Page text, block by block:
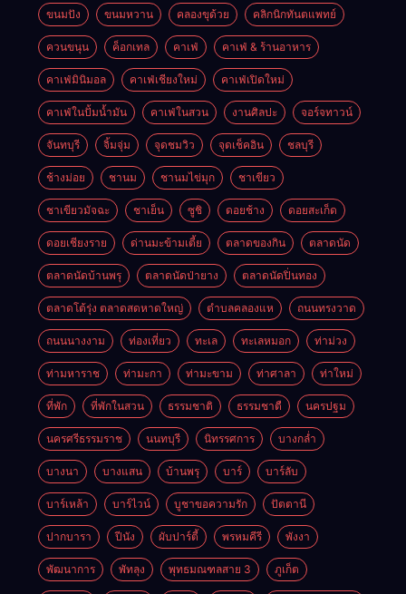
ขนมปัง ขนมหวาน คลองขุด้วย คลิกนิกทันตแพทย์
ควนขนุน ค็อกเทล คาเฟ่ คาเฟ่ & ร้านอาหาร
คาเฟ่มินิมอล คาเฟ่เชียงใหม่ คาเฟ่เปิดใหม่
คาเฟ่ในปั้มน้ำมัน คาเฟ่ในสวน งานศิลปะ จอร์จทาวน์
จันทบุรี จิ้มจุ่ม จุดชมวิว จุดเช็คอิน ชลบุรี
ช้างม่อย ชานม ชานมไข่มุก ชาเขียว
ชาเขียวมัจฉะ ชาเย็น ซูชิ ดอยช้าง ดอยสะเก็ด
ดอยเชียงราย ด่านมะข้ามเตี้ย ตลาดของกิน ตลาดนัด
ตลาดนัดบ้านพรุ ตลาดนัดป่ายาง ตลาดนัดปิ่นทอง
ตลาดโต้รุ่ง ตลาดสดหาดใหญ่ ตำบลคลองแห ถนนทรงวาด
ถนนนางงาม ท่องเที่ยว ทะเล ทะเลหมอก ท่าม่วง
ท่ามหาราช ท่ามะกา ท่ามะขาม ท่าศาลา ท่าใหม่
ที่พัก ที่พักในสวน ธรรมชาติ ธรรมชาตื นครปฐม
นครศรีธรรมราช นนทบุรี นิทรรศการ บางกล่ำ
บางนา บางแสน บ้านพรุ บาร์ บาร์ลับ
บาร์เหล้า บาร์ไวน์ บูชาขอความรัก ปัตตานี
ปากบารา ปีนัง ผับปาร์ตี้ พรหมคีรี พังงา
พัฒนาการ พัทลุง พุทธมณฑลสาย 3 ภูเก็ต